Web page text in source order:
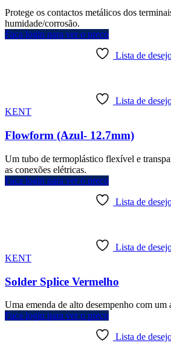
Protege os contactos metálicos dos
humidade/corrosão.
Faça login para ver o preço
Lista de
Lista de
KENT
Flowform (Azul- 12.7mm)
Um tubo de termoplástico flexível e
as conexões elétricas.
Faça login para ver o preço
Lista de
Lista de
KENT
Solder Splice Vermelho
Uma emenda de alto desempenho com um
Faça login para ver o preço
Lista de